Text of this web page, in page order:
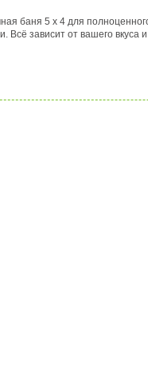
баня 5 х 4 для
зависит от вашего вкуса